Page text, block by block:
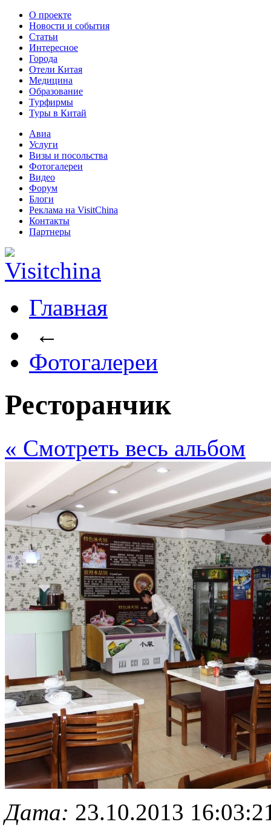
О проекте
Новости и события
Статьи
Интересное
Города
Отели Китая
Медицина
Образование
Турфирмы
Туры в Китай
Авиа
Услуги
Визы и посольства
Фотогалереи
Видео
Форум
Блоги
Реклама на VisitChina
Контакты
Партнеры
Главная
←
Фотогалереи
Ресторанчик
« Cмотреть весь альбом
Дата: 23.10.2013